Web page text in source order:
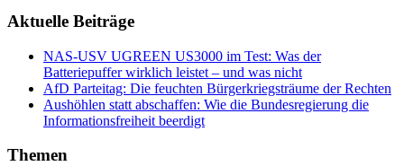
Aktuelle Beiträge
NAS-USV UGREEN US3000 im Test: Was der
Batteriepuffer wirklich leistet – und was nicht
AfD Parteitag: Die feuchten Bürgerkriegsträume der Rechten
Aushöhlen statt abschaffen: Wie die Bundesregierung die
Informationsfreiheit beerdigt
Themen